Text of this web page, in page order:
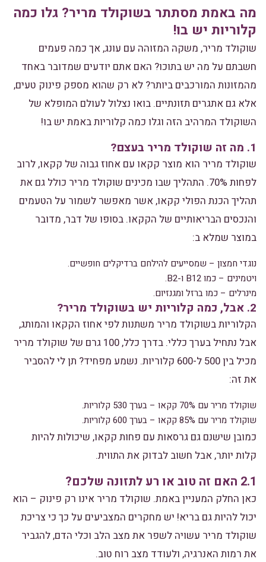
מה באמת מסתתר בשוקולד מריר? גלו כמה
קלוריות יש בו!
שוקולד מריר, משקה המזוהה עם עונג, אך כמה פעמים
חשבתם על מה יש בתוכו? האם אתם יודעים שמדובר באחד
מהמזונות המורכבים ביותר? לא רק שהוא מספק פינוק טעים,
אלא גם אתגרים תזונתיים. בואו נצלול לעולם המופלא של
השוקולד המרהיב הזה וגלו כמה קלוריות באמת יש בו!
1. מה זה שוקולד מריר בעצם?
שוקולד מריר הוא מוצר קקאו עם אחוז גבוה של קקאו, לרוב
לפחות 70%. התהליך שבו מכינים שוקולד מריר כולל גם את
תהליך הכנת הפולי קקאו, אשר מאפשר לשמור על הטעמים
והנכסים הבריאותיים של הקקאו. בסופו של דבר, מדובר
במוצר שמלא ב:
נוגדי חמצון – שמסייעים להילחם ברדיקלים חופשיים.
ויטמינים – כמו B12 ו-B2.
מינרלים – כמו ברזל ומגנזיום.
2. אבל, כמה קלוריות יש בשוקולד מריר?
הקלוריות בשוקולד מריר משתנות לפי אחוז הקקאו והמותג,
אבל נתחיל בערך כללי. בדרך כלל, 100 גרם של שוקולד מריר
מכיל בין 500 ל-600 קלוריות. נשמע מפחיד? תן לי להסביר
את זה:
שוקולד מריר עם 70% קקאו – בערך 530 קלוריות.
שוקולד מריר עם 85% קקאו – בערך 600 קלוריות.
כמובן שישנם גם גרסאות עם פחות קקאו, שיכולות להיות
קלות יותר, אבל חשוב לבדוק את התווית.
2.1 האם זה טוב או רע לתזונה שלכם?
כאן החלק המעניין באמת. שוקולד מריר אינו רק פינוק – הוא
יכול להיות גם בריא! יש מחקרים המצביעים על כך כי צריכת
שוקולד מריר עשויה לשפר את מצב הלב וכלי הדם, להגביר
את רמות האנרגיה, ולעודד מצב רוח טוב.